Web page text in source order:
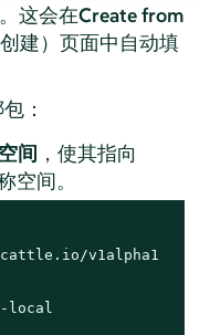
这会在Create from
建）页面中自动填
：
间 ，使其指向
空间。
v1alpha1
local